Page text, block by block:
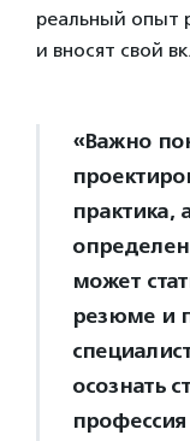
реальный опыт
и вносят свой
«Важно
практика,
может
резюме и
осознать